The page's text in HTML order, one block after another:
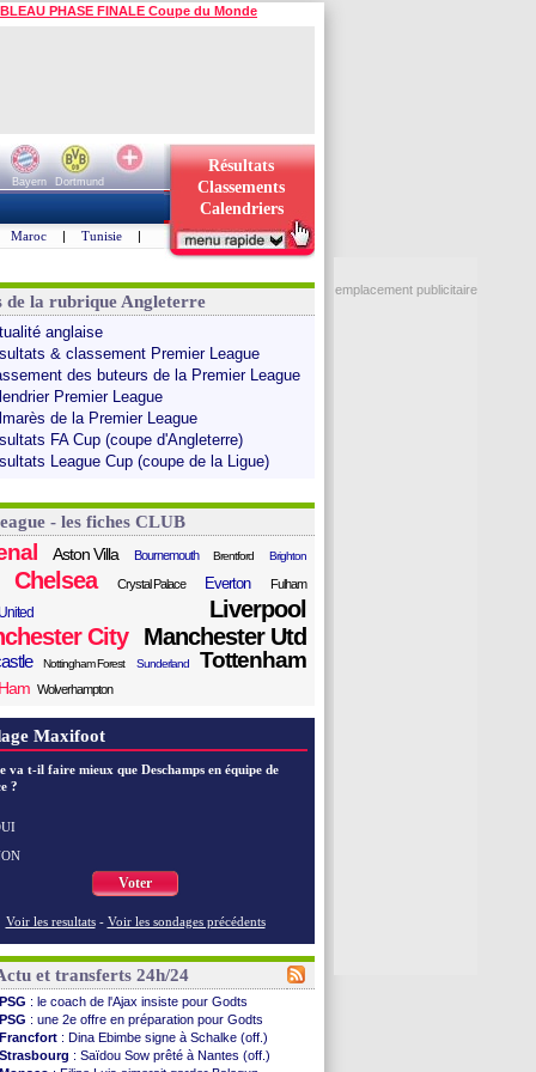
PHASE FINALE Coupe du Monde
Bayern
Dortmund
Résultats
Classements
Calendriers
Maroc | Tunisie |
de la rubrique Angleterre
anglaise
& classement Premier League
des buteurs de la Premier League
Premier League
de la Premier League
FA Cup (coupe d'Angleterre)
League Cup (coupe de la Ligue)
- les fiches CLUB
Aston Villa Bournemouth Brentford Brighton
Chelsea Crystal Palace Everton Fulham
Liverpool
City
Manchester Utd
Nottingham Forest Sunderland Tottenham
Wolverhampton
Maxifoot
va t-il faire mieux que Deschamps en équipe de
?
Voter
Voir les resultats - Voir les sondages précédents
et transferts 24h/24
PSG : le coach de l'Ajax insiste pour Godts
PSG : une 2e offre en préparation pour Godts
Francfort : Dina Ebimbe signe à Schalke (off.)
Strasbourg : Saïdou Sow prêté à Nantes (off.)
emplacement publicitaire